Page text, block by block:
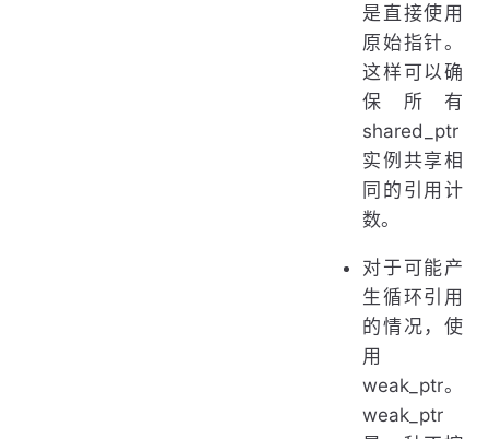
是直接使用
原始指针。
这样可以确
保所有
shared_ptr
实例共享相
同的引用计
数。
对于可能产
生循环引用
的情况，使
用
weak_ptr。
weak_ptr